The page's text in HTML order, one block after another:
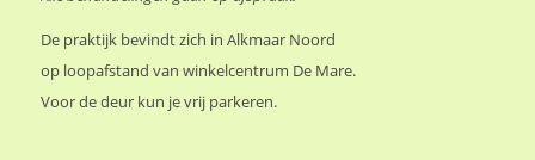
De praktijk bevindt zich in Alkmaar Noord
op loopafstand van winkelcentrum De Mare.
Voor de deur kun je vrij parkeren.